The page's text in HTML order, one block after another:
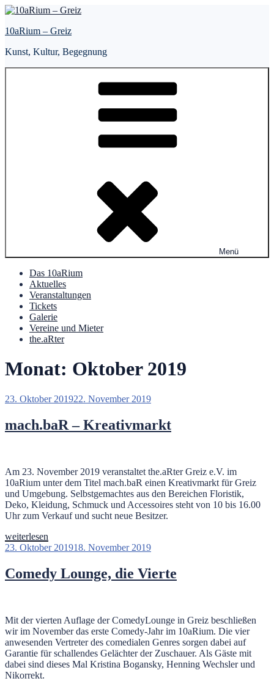
Zum
springen
10aRium – Greiz
Kunst, Kultur, Begegnung
Menü
Das 10aRium
Aktuelles
Veranstaltungen
Tickets
Galerie
Vereine und Mieter
the.aRter
Monat: Oktober 2019
Veröffentlicht
23. Oktober 201922. November 2019
mach.baR – Kreativmarkt
Am 23. November 2019 veranstaltet the.aRter Greiz e.V. im
10aRium unter dem Titel mach.baR einen Kreativmarkt für Greiz
und Umgebung. Selbstgemachtes aus den Bereichen Floristik,
Deko, Kleidung, Schmuck und Accessoires steht von 10 bis 16.00
Uhr zum Verkauf und sucht neue Besitzer.
„mach.baR
–
weiterlesen
Veröffentlicht
23. Oktober 201918. November 2019
Comedy Lounge, die Vierte
Mit der vierten Auflage der ComedyLounge in Greiz beschließen
wir im November das erste Comedy-Jahr im 10aRium. Die vier
anwesenden Vertreter des comedialen Genres sorgen dabei auf
Garantie für schallendes Gelächter der Zuschauer. Als Gäste mit
dabei sind dieses Mal Kristina Bogansky, Henning Wechsler und
Nikorrekt.